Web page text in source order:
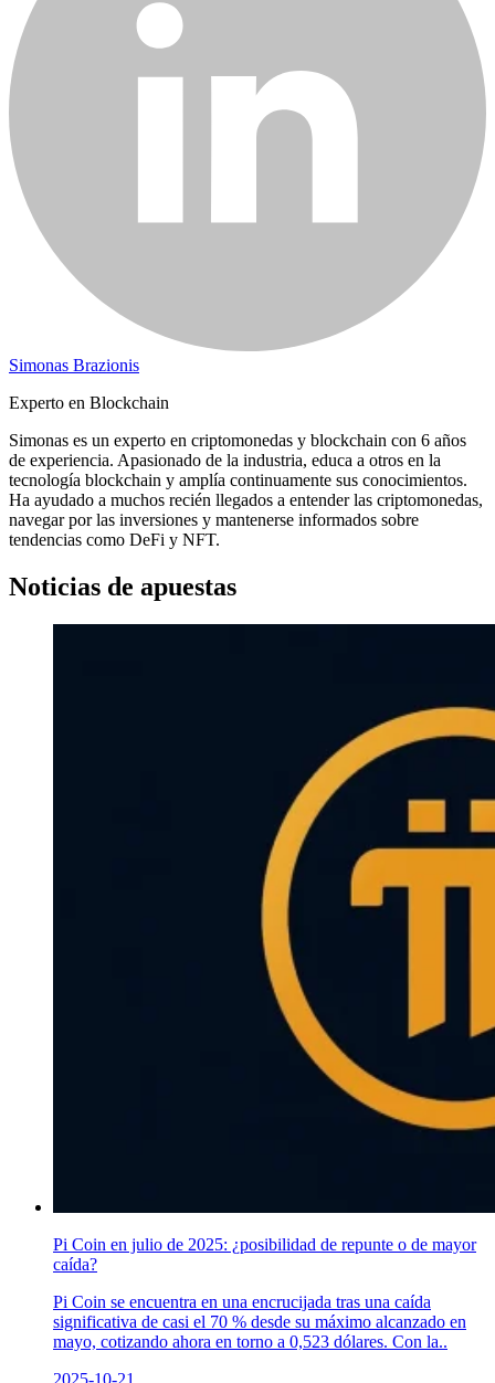
Simonas Brazionis
Experto en Blockchain
Simonas es un experto en criptomonedas y blockchain con 6 años
de experiencia. Apasionado de la industria, educa a otros en la
tecnología blockchain y amplía continuamente sus conocimientos.
Ha ayudado a muchos recién llegados a entender las criptomonedas,
navegar por las inversiones y mantenerse informados sobre
tendencias como DeFi y NFT.
Noticias de apuestas
Pi Coin en julio de 2025: ¿posibilidad de repunte o de mayor
caída?
Pi Coin se encuentra en una encrucijada tras una caída
significativa de casi el 70 % desde su máximo alcanzado en
mayo, cotizando ahora en torno a 0,523 dólares. Con la..
2025-10-21